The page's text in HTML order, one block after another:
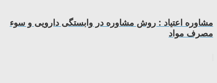
مشاوره اعتیاد : روش مشاوره در وابستگی دارویی و سوء
مصرف مواد